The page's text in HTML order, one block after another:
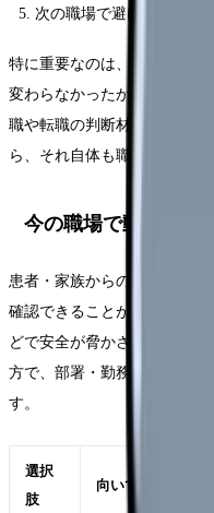
次の職場で避けたい条件
特に重要なのは、相談の有
変わらなかったか」です。
職や転職の判断材料になり
ら、それ自体も職場条件の問
今の職場で動かせる
患者・家族からの暴言で辞
確認できることがあります
どで安全が脅かされている
方で、部署・勤務形態・役割
す。
選択
肢
向いているケース